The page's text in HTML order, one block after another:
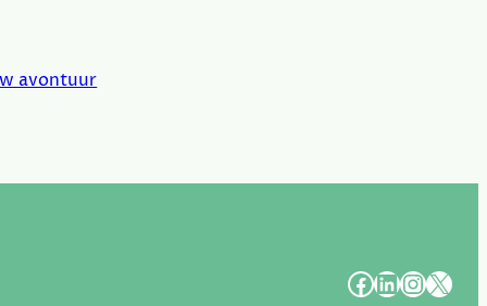
avontuur
####